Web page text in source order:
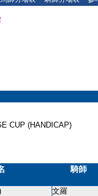
CUP (HANDICAP)
騎師
文羅